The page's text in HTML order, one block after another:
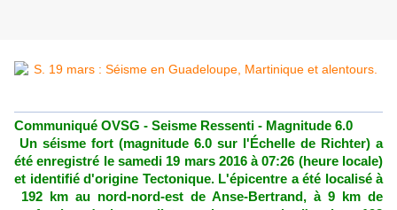
Communiqué OVSG - Seisme Ressenti - Magnitude 6.0
Un séisme fort (magnitude 6.0 sur l'Échelle de Richter) a
été enregistré le samedi 19 mars 2016 à 07:26 (heure locale)
et identifié d'origine Tectonique. L'épicentre a été localisé à
192 km au nord-nord-est de Anse-Bertrand, à 9 km de